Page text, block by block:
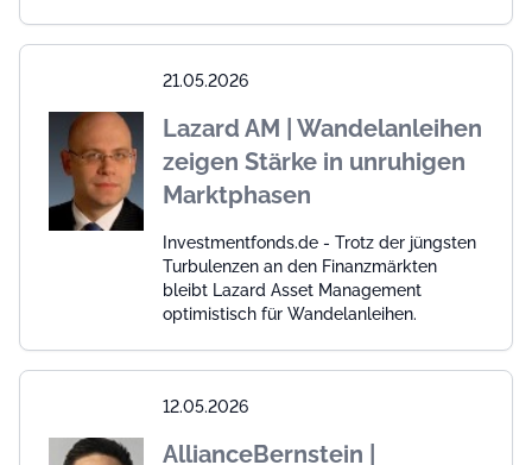
21.05.2026
Lazard AM | Wandelanleihen
zeigen Stärke in unruhigen
Marktphasen
Investmentfonds.de - Trotz der jüngsten
Turbulenzen an den Finanzmärkten
bleibt Lazard Asset Management
optimistisch für Wandelanleihen.
12.05.2026
AllianceBernstein |